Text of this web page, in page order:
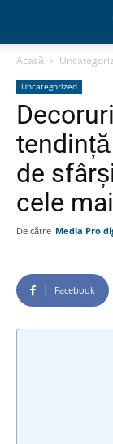
Acasă
Uncategorized
de
cele
De către Media Pro
Facebook